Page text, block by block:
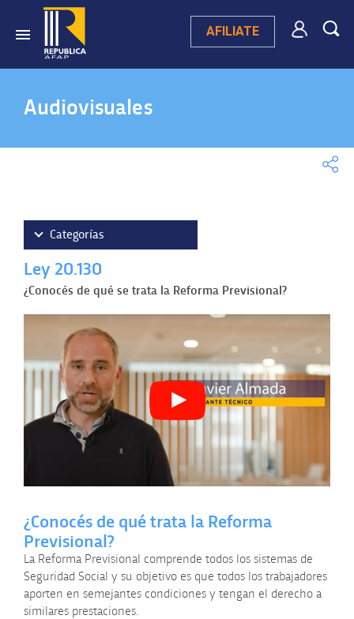
AFILIATE
Audiovisuales
Categorías
Videos destacados
Campaña publicitaria 2025
Videos testimoniales
Ley 20.130
Videos Solicitá asesoramiento
PING PONG de República AFAP
Búsqueda de empleo
Finanzas personales
Videos animados explicativos
Ley 20.130
¿Conocés de qué se trata la Reforma Previsional?
¿Conocés de qué trata la Reforma
Previsional?
La Reforma Previsional comprende todos los sistemas de
Seguridad Social y su objetivo es que todos los trabajadores
aporten en semejantes condiciones y tengan el derecho a
similares prestaciones.